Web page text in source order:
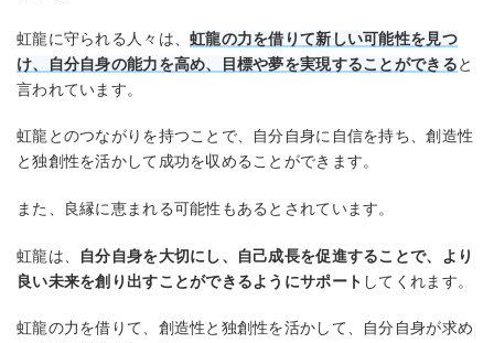
虹龍に守られる人々は、虹龍の力を借りて新しい可能性を見つ
け、自分自身の能力を高め、目標や夢を実現することができると
言われています。
虹龍とのつながりを持つことで、自分自身に自信を持ち、創造性
と独創性を活かして成功を収めることができます。
また、良縁に恵まれる可能性もあるとされています。
虹龍は、
自分自身を大切にし、自己成長を促進することで、より
良い未来を創り出すことができるようにサポート してくれます。
虹龍の力を借りて、創造性と独創性を活かして、自分自身が求め